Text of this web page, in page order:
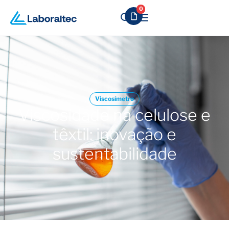
0
Viscosímetro
Viscosidade na celulose e
têxtil: inovação e
sustentabilidade